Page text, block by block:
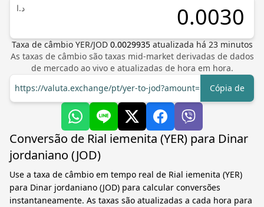
د.ا
Taxa de câmbio YER/JOD 0.0029935 atualizada há 23minutos
As taxas de câmbio são taxas mid-market derivadas de dados
de mercado ao vivo e atualizadas de hora em hora.
https://valuta.exchange/pt/yer-to-jod?amount=1
Cópia de
Conversão de Rial iemenita (YER) para Dinar
jordaniano (JOD)
Use a taxa de câmbio em tempo real de Rial iemenita (YER)
para Dinar jordaniano (JOD) para calcular conversões
instantaneamente. As taxas são atualizadas a cada hora para